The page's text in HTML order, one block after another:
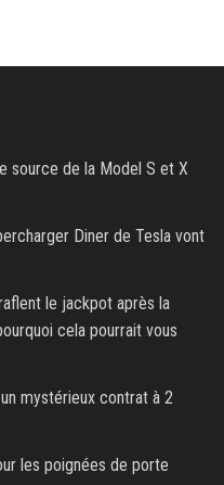
source de la Model S et X
Diner de Tesla vont
le jackpot après la
cela pourrait vous
mystérieux contrat à 2
les poignées de porte